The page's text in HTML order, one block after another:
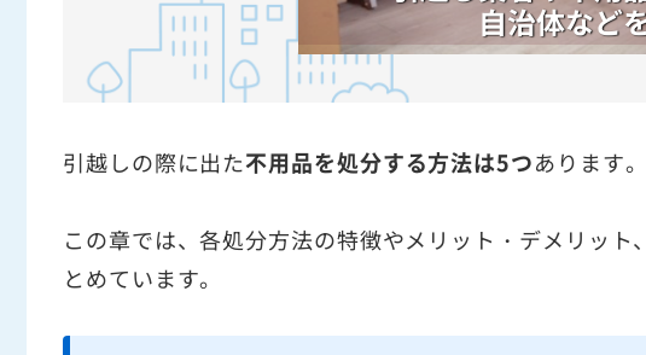
引越しの際に出た不用品を処分する方法は5つあります。
この章では、各処分方法の特徴やメリット・デメリッ
とめています。